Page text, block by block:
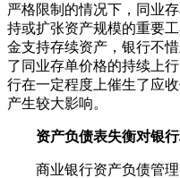
严格限制的情况下，同业
持或扩张资产规模的重要
金支持存续资产，银行不
了同业存单价格的持续上
行在一定程度上催生了应
产生较大影响。
资产负债表失衡对银行
商业银行资产负债管理